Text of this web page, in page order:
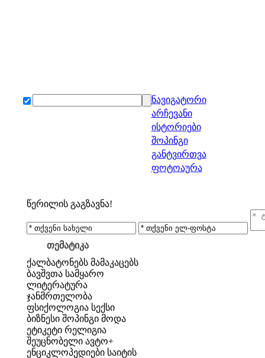
ნავიგატორი
არჩევანი
ისტორიები
შოპინგი
განტვირთვა
ფოტოაურა
წერილის გაგზავნა!
თემატიკა
ქალბატონებს მამაკაცებს
ბავშვთა სამყარო
ლიტერატურა
ჯანმრთელობა
ფსიქოლოგია სექსი
ბიზნესი შოპინგი მოდა
ეტიკეტი რელიგია
შეუცნობელი ავტო+
ენციკლოპედიები საიტის